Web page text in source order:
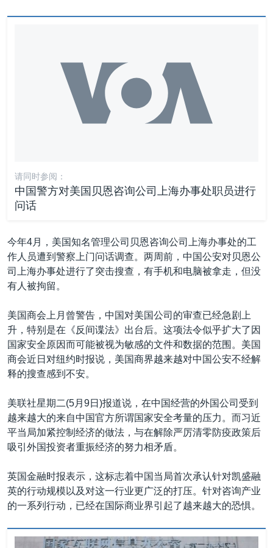
请同时参阅：
中国警方对美国贝恩咨询公司上海办事处职员进行
问话
今年4月，美国知名管理公司贝恩咨询公司上海办事处的工
作人员遭到警察上门问话调查。两周前，中国公安对贝恩公
司上海办事处进行了突击搜查，有手机和电脑被拿走，但没
有人被拘留。
美国商会上月曾警告，中国对美国公司的审查已经急剧上
升，特别是在《反间谍法》出台后。这项法令似乎扩大了因
国家安全原因而可能被视为敏感的文件和数据的范围。美国
商会近日对纽约时报说，美国商界越来越对中国公安不经解
释的搜查感到不安。
美联社星期二(5月9日)报道说，在中国经营的外国公司受到
越来越大的来自中国官方所谓国家安全考量的压力。而习近
平当局加紧控制经济的做法，与在解除严厉清零防疫政策后
吸引外国投资者重振经济的努力相矛盾。
英国金融时报表示，这标志着中国当局首次承认针对凯盛融
英的行动规模以及对这一行业更广泛的打压。针对咨询产业
的一系列行动，已经在国际商业界引起了越来越大的恐惧。